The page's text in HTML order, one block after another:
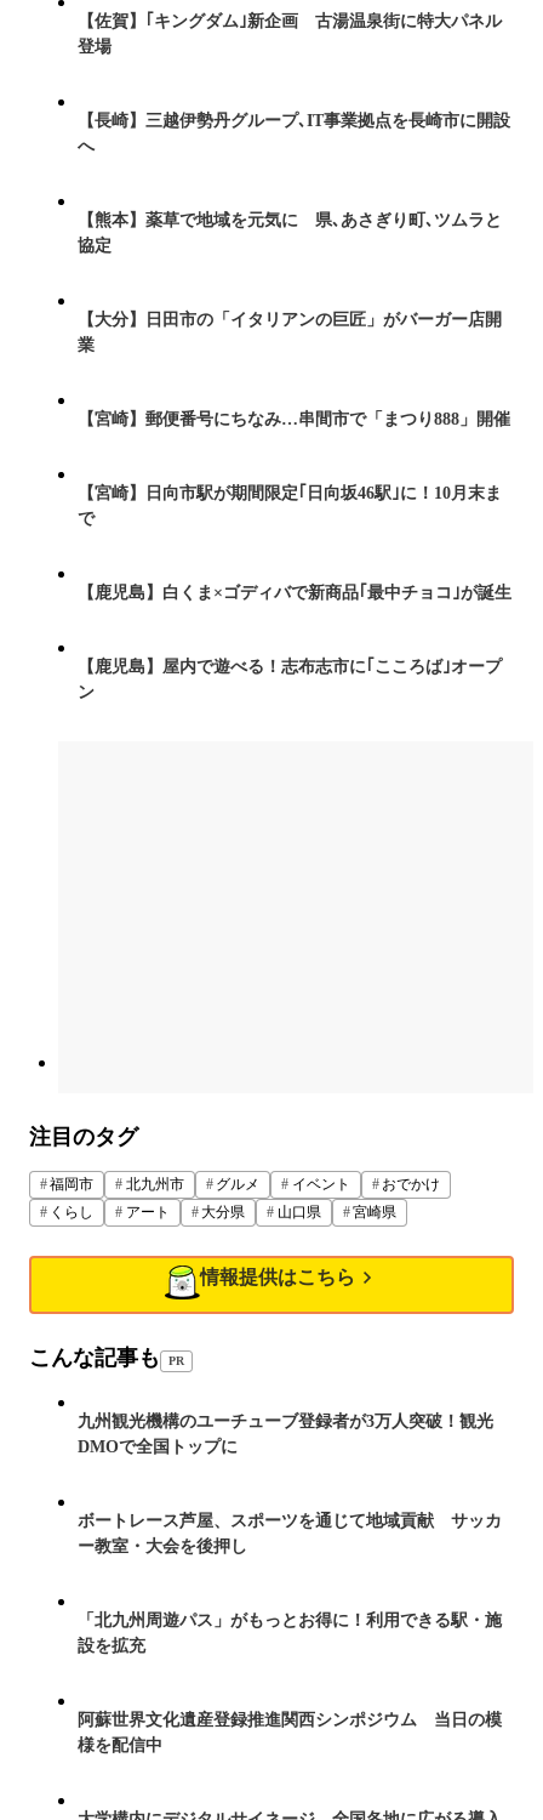
【佐賀】｢キングダム｣新企画 古湯温泉街に特大パネル
登場
【長崎】三越伊勢丹グループ､IT事業拠点を長崎市に開設
へ
【熊本】薬草で地域を元気に 県､あさぎり町､ツムラと
協定
【大分】日田市の「イタリアンの巨匠」がバーガー店開
業
【宮崎】郵便番号にちなみ…串間市で「まつり888」開催
【宮崎】日向市駅が期間限定｢日向坂46駅｣に！10月末ま
で
【鹿児島】白くま×ゴディバで新商品｢最中チョコ｣が誕生
【鹿児島】屋内で遊べる！志布志市に｢こころば｣オープ
ン
注目のタグ
福岡市 北九州市 グルメ イベント
おでかけ
くらし
アート 大分県 山口県 宮崎県
情報提供はこちら
こんな記事も PR
九州観光機構のユーチューブ登録者が3万人突破！観光
DMOで全国トップに
ボートレース芦屋、スポーツを通じて地域貢献 サッカ
ー教室・大会を後押し
「北九州周遊パス」がもっとお得に！利用できる駅・施
設を拡充
阿蘇世界文化遺産登録推進関西シンポジウム 当日の模
様を配信中